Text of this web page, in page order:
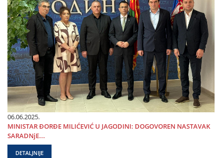
06.06.2025.
MINISTAR ĐORĐE MILIĆEVIĆ U ЈAGODINI: DOGOVOREN NASTAVAK
SARADNjE...
DETALJNIJE